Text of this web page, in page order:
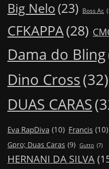
Big Nelo (23) Boss Ac
CFKAPPA(28)
Dama do Bling
Dino Cross(32)
DUAS CARAS
Eva RapDiva (10) Francis (10)
Gpro; Duas Caras (9) Gutto (7)
HERNANI DA SILVA